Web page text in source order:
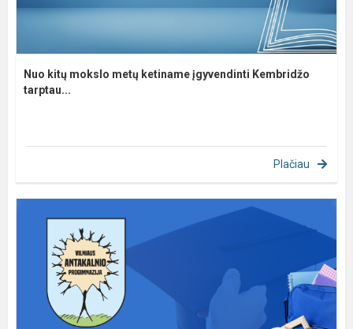
Nuo kitų mokslo metų ketiname įgyvendinti Kembridžo
tarptau...
Plačiau